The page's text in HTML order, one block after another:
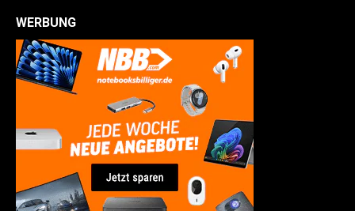
WERBUNG